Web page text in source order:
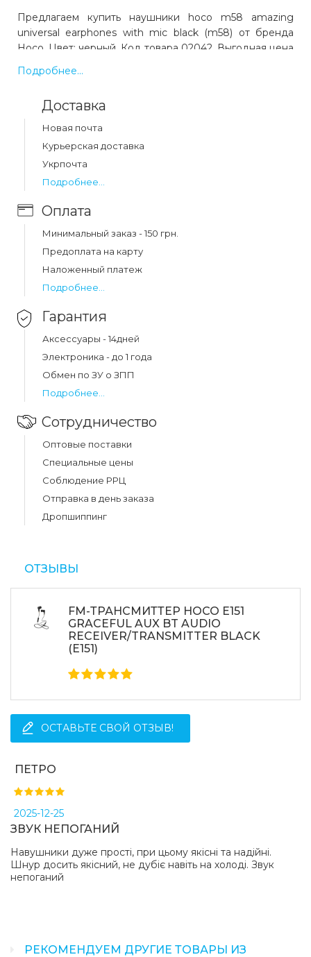
Предлагаем купить наушники hoco m58 amazing
universal earphones with mic black (m58) от бренда
Hoco. Цвет: черный. Код товара 02042. Выгодная цена
и быстрая доставка по Украине.
Какая цена на наушники hoco m58 amazing
universal earphones with mic black (m58)?
Цена на наушники hoco m58 amazing universal
earphones with mic black (m58) составляет 92 грн.
Подробнее...
Доставка
Новая почта
Курьерская доставка
Укрпочта
Подробнее...
Оплата
Минимальный заказ - 150 грн.
Предоплата на карту
Наложенный платеж
Подробнее...
Гарантия
Аксессуары - 14дней
Электроника - до 1 года
Обмен по ЗУ о ЗПП
Подробнее...
Сотрудничество
Оптовые поставки
Специальные цены
Соблюдение РРЦ
Отправка в день заказа
Дропшиппинг
ОТЗЫВЫ
FM-ТРАНСМИТТЕР HOCO E151
GRACEFUL AUX BT AUDIO
RECEIVER/TRANSMITTER BLACK
(E151)
ОСТАВЬТЕ СВОЙ ОТЗЫВ!
ПЕТРО
2025-12-25
ЗВУК НЕПОГАНИЙ
Навушники дуже прості, при цьому якісні та надійні.
Шнур досить якісний, не дубіє навіть на холоді. Звук
непоганий
РЕКОМЕНДУЕМ ДРУГИЕ ТОВАРЫ ИЗ